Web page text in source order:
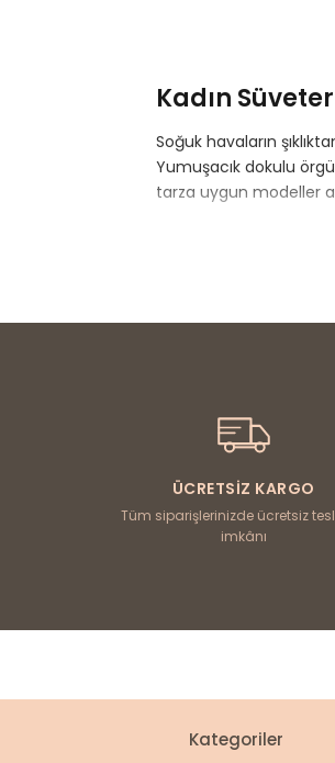
Kadın
Soğuk havaların
Yumuşacık dokulu
tarza uygun modeller
iade ücretsiz; içiniz
ÜCRETSIZ KARGO
Tüm siparişlerinizde ücretsiz
imkânı
Kategoriler